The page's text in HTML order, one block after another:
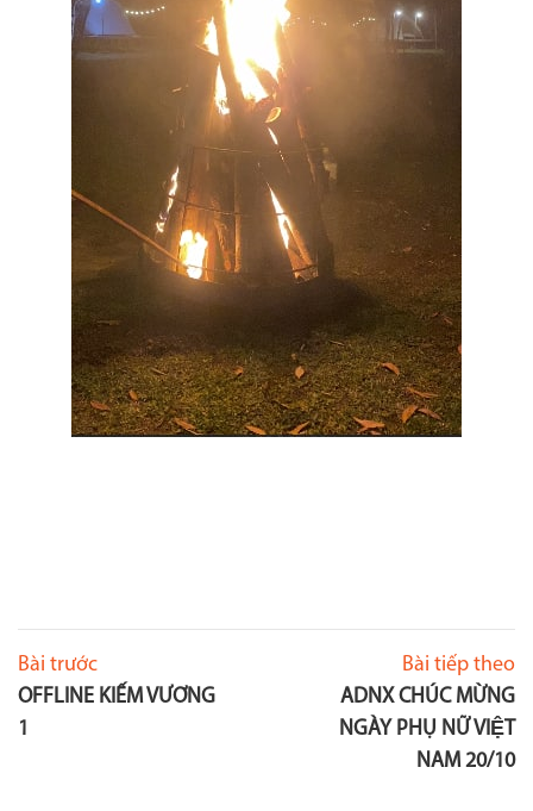
Bài trước
OFFLINE KIẾM VƯƠNG
1
Bài tiếp theo
ADNX CHÚC MỪNG
NGÀY PHỤ NỮ VIỆT
NAM 20/10